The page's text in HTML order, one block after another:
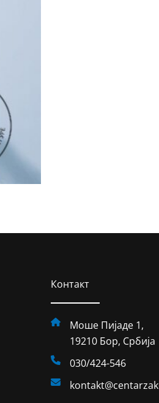
Контакт
Моше Пијаде 1,
19210 Бор, Србија
030/424-546